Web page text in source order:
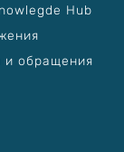
Hub
обращения